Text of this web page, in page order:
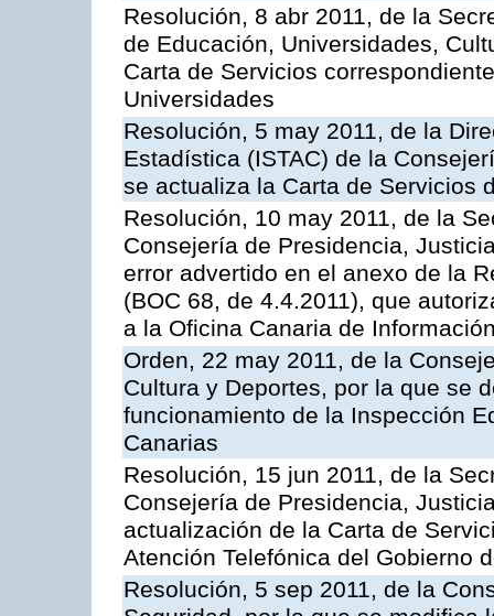
Resolución, 8 abr 2011, de la
de Educación, Universidades,
Carta de Servicios
Universidades
Resolución, 5 may 2011, de la
Estadística (ISTAC) de la
se actualiza la Carta de Servicios
Resolución, 10 may 2011, de la
Consejería de Presidencia,
error advertido en el anexo de la
(BOC 68, de 4.4.2011), que
a la Oficina Canaria de
Orden, 22 may 2011, de la
Cultura y Deportes, por la que se
funcionamiento de la Inspección
Canarias
Resolución, 15 jun 2011, de la
Consejería de Presidencia,
actualización de la Carta de
Atención Telefónica del Gobierno
Resolución, 5 sep 2011, de la